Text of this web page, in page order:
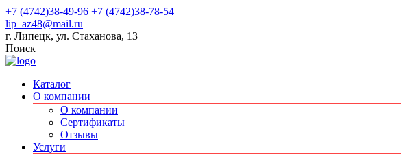
+7 (4742)38-49-96 +7 (4742)38-78-54
lip_az48@mail.ru
г. Липецк, ул. Стаханова, 13
Поиск
Каталог
О компании
О компании
Сертификаты
Отзывы
Услуги